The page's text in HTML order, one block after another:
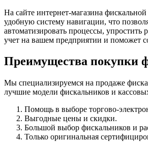
На сайте интернет-магазина
удобную систему навигации, что
автоматизировать процессы,
учет на вашем предприятии и поможет
Преимущества покупки
Мы специализируемся на продаже
лучшие модели фискальников и
Помощь в выборе торгово-
Выгодные цены и скидки.
Большой выбор фискальников и
Только оригинальная